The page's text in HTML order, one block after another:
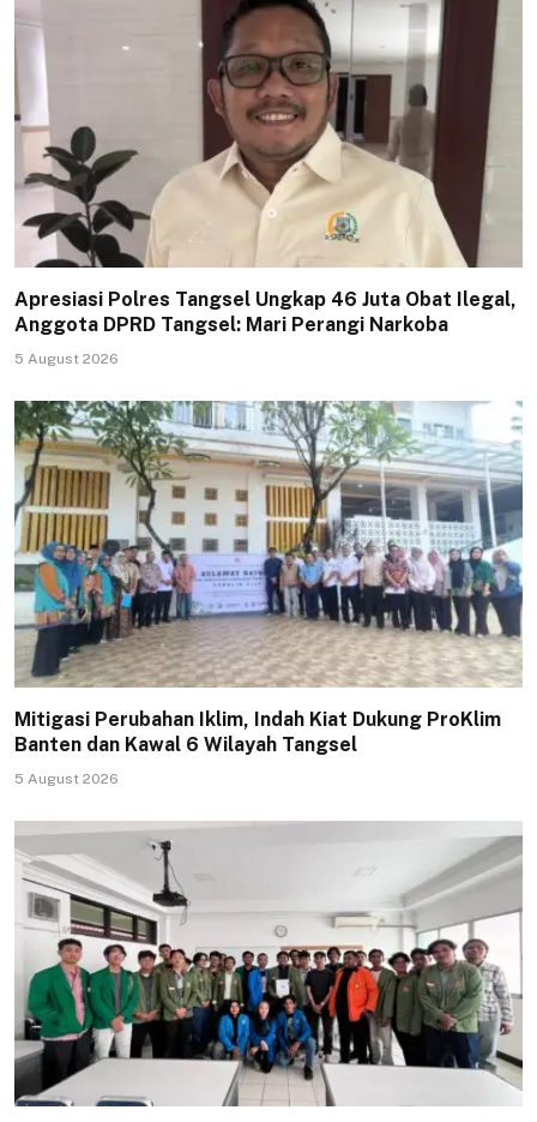
Apresiasi Polres Tangsel Ungkap 46 Juta Obat Ilegal,
Anggota DPRD Tangsel: Mari Perangi Narkoba
5 August 2026
Mitigasi Perubahan Iklim, Indah Kiat Dukung ProKlim
Banten dan Kawal 6 Wilayah Tangsel
5 August 2026